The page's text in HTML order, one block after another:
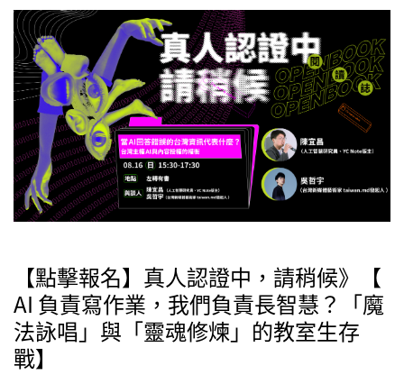
【點擊報名】真人認證中，請稍候》【
AI 負責寫作業，我們負責長智慧？「魔
法詠唱」與「靈魂修煉」的教室生存
戰】